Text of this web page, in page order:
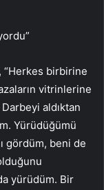
“Herkes birbirine
vitrinlerine
aldıktan
Yürüdüğümü
gördüm, beni de
yürüdüm. Bir